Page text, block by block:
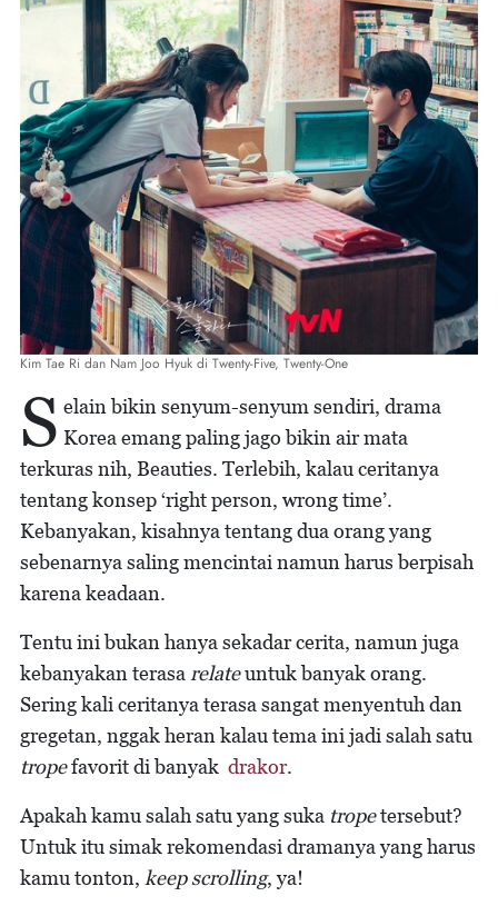
Kim Tae Ri dan Nam Joo Hyuk di Twenty-Five, Twenty-One
S elain bikin senyum-senyum sendiri, drama
Korea emang paling jago bikin air mata
terkuras nih, Beauties. Terlebih, kalau ceritanya
tentang konsep ‘right person, wrong time’.
Kebanyakan, kisahnya tentang dua orang yang
sebenarnya saling mencintai namun harus berpisah
karena keadaan.
Tentu ini bukan hanya sekadar cerita, namun juga
kebanyakan terasa relateuntuk banyak orang.
Sering kali ceritanya terasa sangat menyentuh dan
gregetan, nggak heran kalau tema ini jadi salah satu
tropefavorit di banyak drakor.
Apakah kamu salah satu yang suka tropetersebut?
Untuk itu simak rekomendasi dramanya yang harus
kamu tonton, keep scrolling, ya!